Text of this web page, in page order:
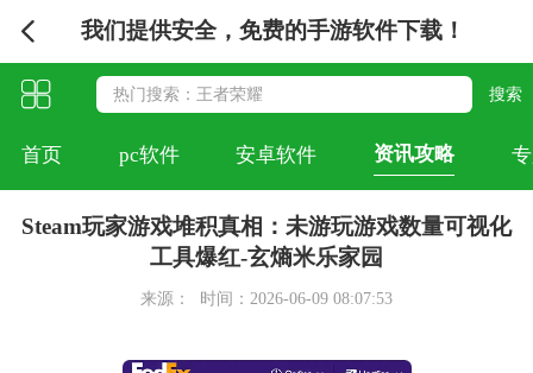
我们提供安全，免费的手游软件下载！
首页 pc软件 安卓软件 资讯攻略
Steam玩家游戏堆积真相：未游玩游戏数量可视化
工具爆红-玄熵米乐家园
来源： 时间：2026-06-09 08:07:53